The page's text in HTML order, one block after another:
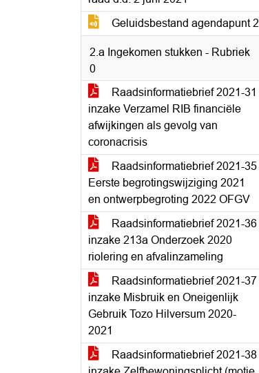
Geluidsbestand agendapunt 2
2.a Ingekomen stukken - Rubriek
0
Raadsinformatiebrief 2021-31
inzake Verzamel RIB financiële
afwijkingen als gevolg van
coronacrisis
Raadsinformatiebrief 2021-35
Eerste begrotingswijziging 2021
en ontwerpbegroting 2022 OFGV
Raadsinformatiebrief 2021-36
inzake 213a Onderzoek 2020
riolering en afvalinzameling
Raadsinformatiebrief 2021-37
inzake Misbruik en Oneigenlijk
Gebruik Tozo Hilversum 2020-
2021
Raadsinformatiebrief 2021-38